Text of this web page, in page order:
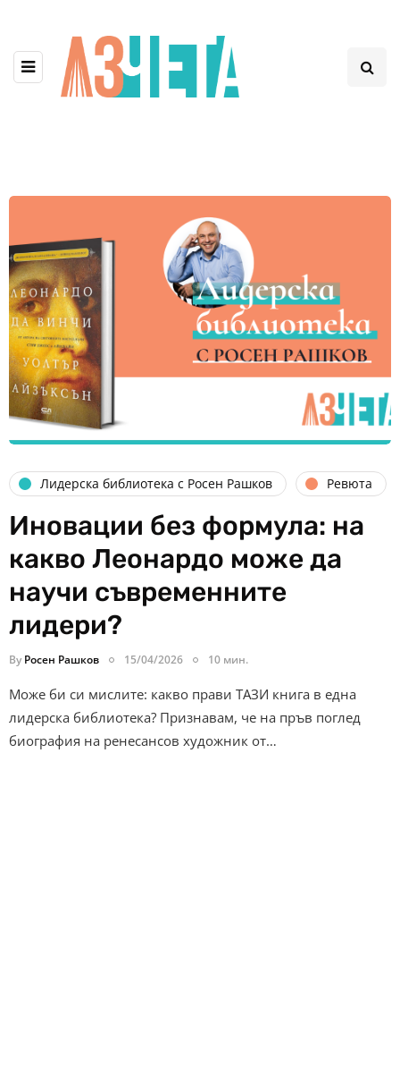
Лидерска библиотека с Росен Рашков Ревюта
Иновации без формула: на
какво Леонардо може да
научи съвременните
лидери?
By Росен Рашков 15/04/2026 10 мин.
Може би си мислите: какво прави ТАЗИ книга в една
лидерска библиотека? Признавам, че на пръв поглед
биография на ренесансов художник от…